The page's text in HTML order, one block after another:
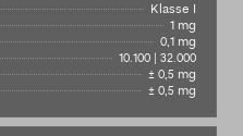
Klasse I
1 mg
0,1 mg
10.100 | 32.000
± 0,5 mg
± 0,5 mg